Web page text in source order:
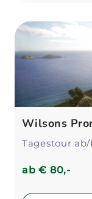
Wilsons
Tagestour
ab€ 80,-